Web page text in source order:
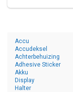
Accu
Accudeksel
Achterbehuizing
Adhesive Sticker
Akku
Display
Halter